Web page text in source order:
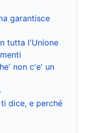
garantisce
tutta l'Unione
non c'e' un
dice, e perché